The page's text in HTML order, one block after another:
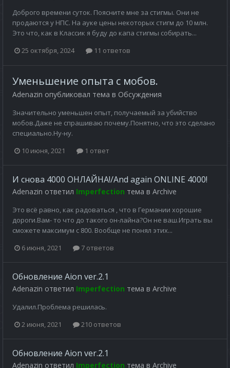
Доброго времени суток. Поясните мне за стигмы. Они не
продаются у НПС. На ауке цены некоторых стигм до 10 млн.
Это что, как в Классик я буду до капа стигмы собирать...
25 октября, 2024
11 ответов
Уменьшение опыта с мобов.
Adenazin опубликовал тема в Обсуждения
Значительно уменьшен опыт, получаемый за убийство
мобов.Даже не спрашиваю почему.Понятно, что это сделано
специально.Ну-ну.
10 июня, 2021
1 ответ
И снова 4000 ОНЛАЙНА!/And again ONLINE 4000!
Adenazin ответил Imperfection тема в Archive
Это всё равно, как радоваться , что в Германии хорошие
дороги.Вам- то что до такого он-лайна?Он не ваш.Играть вы
сможете максимум с 800. Вообще не понял этих...
6 июня, 2021
7 ответов
Обновление Aion ver.2.1
Adenazin ответил Imperfection тема в Archive
Удалил.Проблема решилась.
2 июня, 2021
210 ответов
Обновление Aion ver.2.1
Adenazin ответил Imperfection тема в Archive